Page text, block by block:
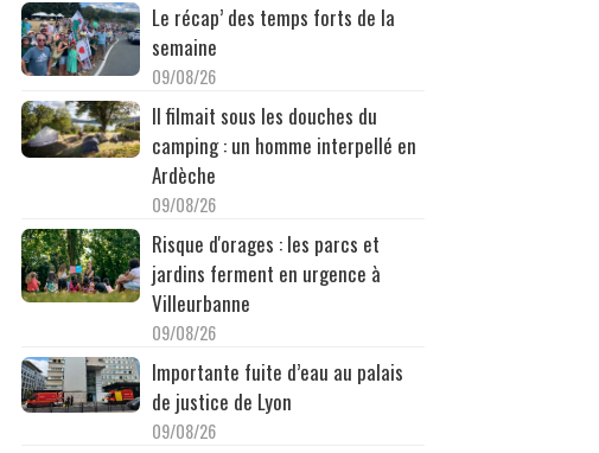
Le récap’ des temps forts de la
semaine
09/08/26
Il filmait sous les douches du
camping : un homme interpellé en
Ardèche
09/08/26
Risque d'orages : les parcs et
jardins ferment en urgence à
Villeurbanne
09/08/26
Importante fuite d’eau au palais
de justice de Lyon
09/08/26